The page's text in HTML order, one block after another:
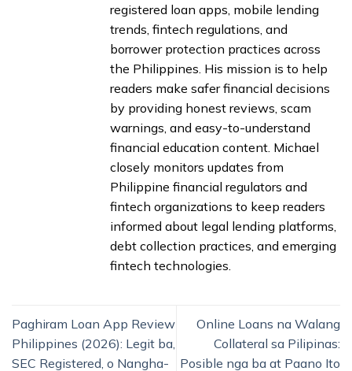
registered loan apps, mobile lending
trends, fintech regulations, and
borrower protection practices across
the Philippines. His mission is to help
readers make safer financial decisions
by providing honest reviews, scam
warnings, and easy-to-understand
financial education content. Michael
closely monitors updates from
Philippine financial regulators and
fintech organizations to keep readers
informed about legal lending platforms,
debt collection practices, and emerging
fintech technologies.
Paghiram Loan App Review
Philippines (2026): Legit ba,
SEC Registered, o Nangha-
Online Loans na Walang
Collateral sa Pilipinas:
Posible nga ba at Paano Ito